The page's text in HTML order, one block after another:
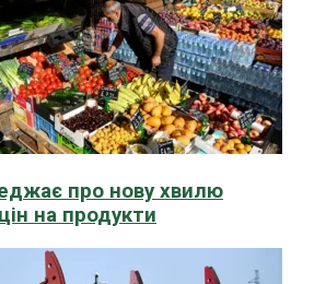
про нову хвилю
на продукти